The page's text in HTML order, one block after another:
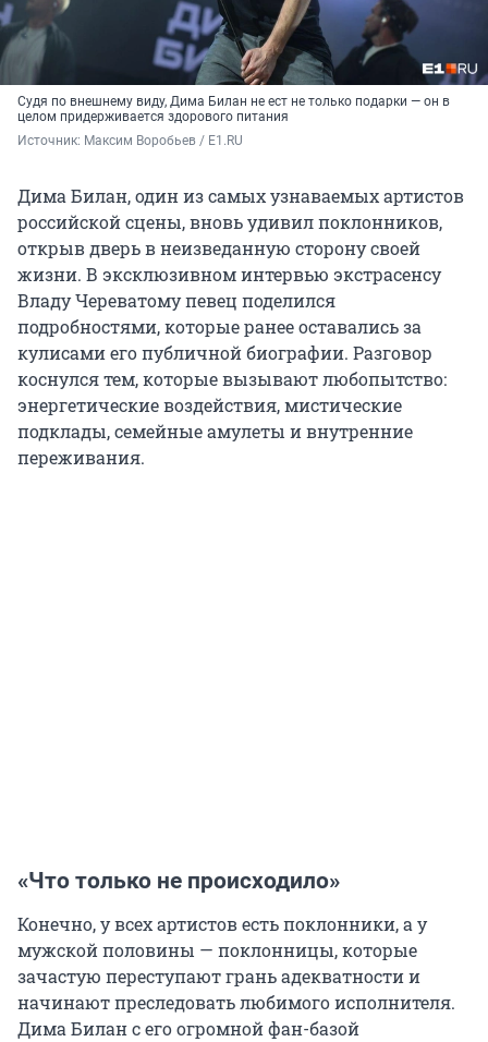
Судя по внешнему виду, Дима Билан не ест не только подарки — он в
целом придерживается здорового питания
Источник: Максим Воробьев / E1.RU
Дима Билан, один из самых узнаваемых артистов
российской сцены, вновь удивил поклонников,
открыв дверь в неизведанную сторону своей
жизни. В эксклюзивном интервью экстрасенсу
Владу Череватому певец поделился
подробностями, которые ранее оставались за
кулисами его публичной биографии. Разговор
коснулся тем, которые вызывают любопытство:
энергетические воздействия, мистические
подклады, семейные амулеты и внутренние
переживания.
«Что только не происходило»
Конечно, у всех артистов есть поклонники, а у
мужской половины — поклонницы, которые
зачастую переступают грань адекватности и
начинают преследовать любимого исполнителя.
Дима Билан с его огромной фан-базой